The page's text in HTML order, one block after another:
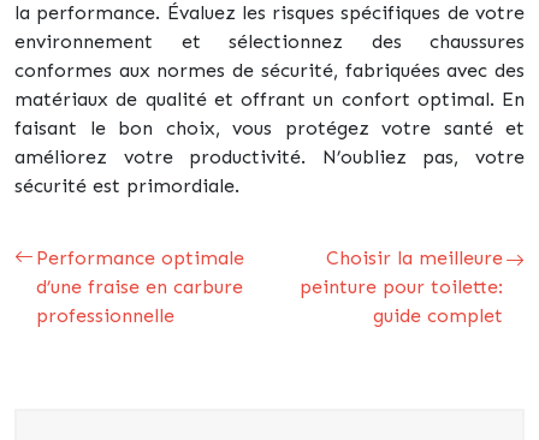
la performance. Évaluez les risques spécifiques de votre
environnement et sélectionnez des chaussures
conformes aux normes de sécurité, fabriquées avec des
matériaux de qualité et offrant un confort optimal. En
faisant le bon choix, vous protégez votre santé et
améliorez votre productivité. N’oubliez pas, votre
sécurité est primordiale.
Performance optimale
d’une fraise en carbure
professionnelle
Choisir la meilleure
peinture pour toilette:
guide complet